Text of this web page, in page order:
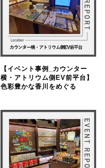
【イベント事例_カウンター
横・アトリウム側EV前平台】
色彩豊かな香川をめぐる